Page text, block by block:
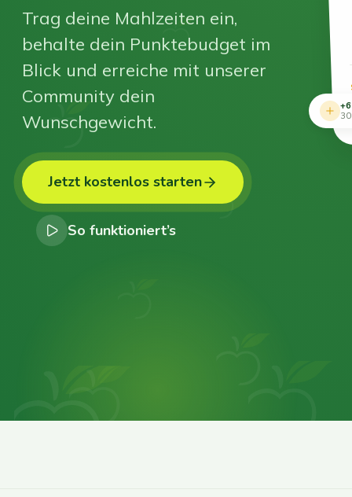
Trag deine Mahlzeiten ein,
behalte dein Punktebudget im
Blick und erreiche mit unserer
Community dein
Wunschgewicht.
Jetzt kostenlos starten
So funktioniert’s